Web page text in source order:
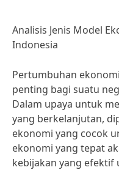
Analisis Jenis Model
Indonesia
Pertumbuhan
penting bagi suatu
Dalam upaya untuk
yang berkelanjutan,
ekonomi yang cocok
ekonomi yang tepat
kebijakan yang